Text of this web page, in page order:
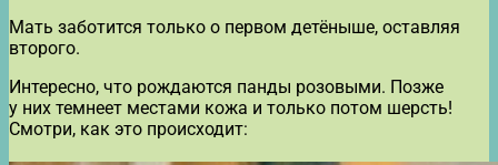
Мать заботится только о первом детёныше, оставляя
второго.
Интересно, что рождаются панды розовыми. Позже
у них темнеет местами кожа и только потом шерсть!
Смотри, как это происходит: